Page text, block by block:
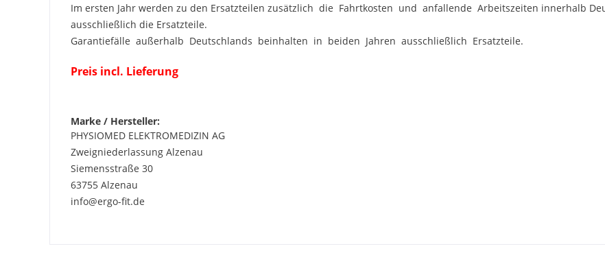
Im ersten Jahr werden zu den Ersatzteilen zusätzlich die Fahrtkosten und anfallende Arbeitszeiten innerhalb
ausschließlich die Ersatzteile.
Garantiefälle außerhalb Deutschlands beinhalten in beiden Jahren ausschließlich Ersatzteile.
Preis incl. Lieferung
Marke / Hersteller:
PHYSIOMED ELEKTROMEDIZIN AG
Zweigniederlassung Alzenau
Siemensstraße 30
63755 Alzenau
info@ergo-fit.de